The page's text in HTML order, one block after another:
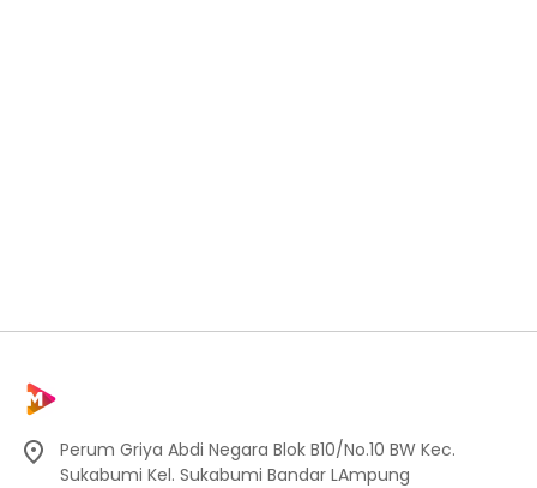
Perum Griya Abdi Negara Blok B10/No.10 BW Kec.
Sukabumi Kel. Sukabumi Bandar LAmpung